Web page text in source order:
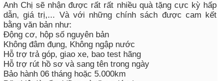
Anh Chị sẽ nhận được rất rất nhiều quà tặng cực kỳ hấp
dẫn, giá trị,... Và với những chính sách được cam kết
bằng văn bản như:
Động cơ, hộp số nguyên bản
Không đâm đụng, Không ngập nước
Hỗ trợ trả góp, giao xe, bao test hãng
Hỗ trợ rút hồ sơ và sang tên trong ngày
Bảo hành 06 tháng hoặc 5.000km